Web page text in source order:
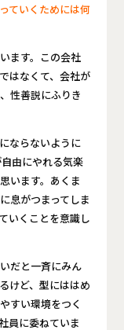
ていくためには何
ます。この会社
はなくて、会社が
性善説にふりき
ならないように
由にやれる気楽
います。あくま
息がつまってしま
いくことを意識し
だと一斉にみん
けど、型にははめ
すい環境をつく
員に委ねていま